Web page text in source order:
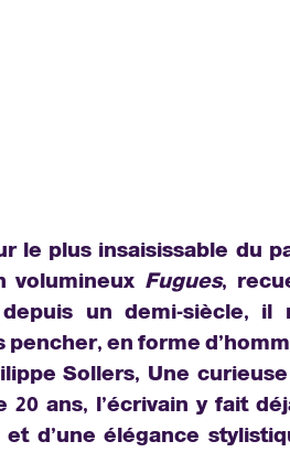
le plus insaisissable du
volumineux Fugues,
depuis un demi-siècle, il
en forme
Sollers, Une
20 ans, l’écrivain y fait
d’une élégance